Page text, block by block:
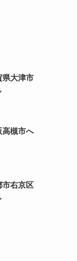
県大津市
高槻市へ
市右京区